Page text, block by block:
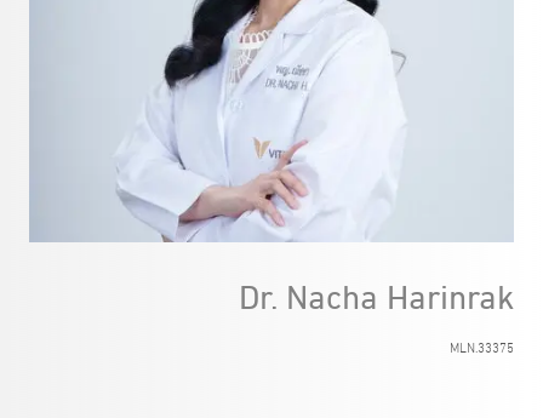
Dr. Nacha Harinrak
MLN.33375